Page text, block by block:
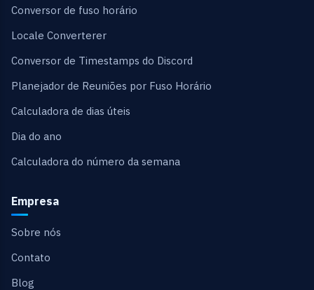
Conversor de fuso horário
Locale Converterer
Conversor de Timestamps do Discord
Planejador de Reuniões por Fuso Horário
Calculadora de dias úteis
Dia do ano
Calculadora do número da semana
Empresa
Sobre nós
Contato
Blog